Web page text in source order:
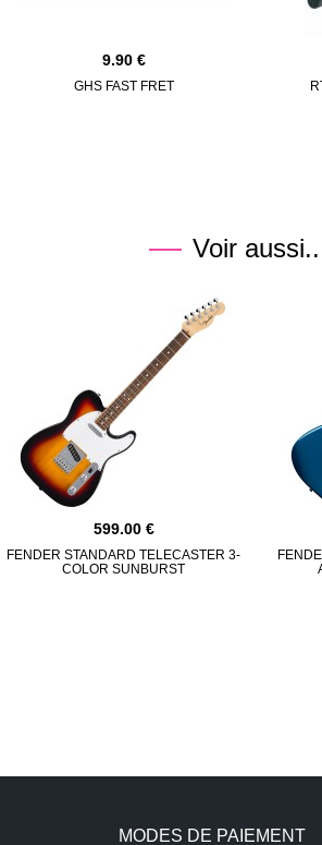
9.90
GHS FAST FRET
Voir
599.00
FENDER STANDARD TELECASTER 3-
COLOR SUNBURST
MODES DE PAIEMENT